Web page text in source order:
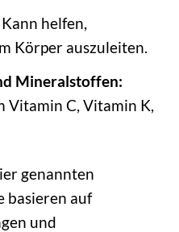
Kann helfen,
Körper auszuleiten.
Mineralstoffen:
Vitamin C, Vitamin K,
genannten
basieren auf
und